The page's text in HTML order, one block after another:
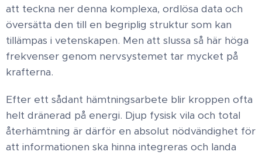
att teckna ner denna komplexa, ordlösa data och
översätta den till en begriplig struktur som kan
tillämpas i vetenskapen.​ Men att slussa så här höga
frekvenser genom nervsystemet tar mycket på
krafterna.
Efter ett sådant hämtningsarbete blir kroppen ofta
helt dränerad på energi. Djup fysisk vila och total
återhämtning är därför en absolut nödvändighet för
att informationen ska hinna integreras och landa